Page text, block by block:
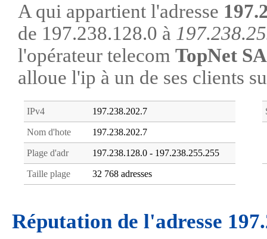
A qui appartient l'adresse
de 197.238.128.0 à
l'opérateur telecom TopNet SA
alloue l'ip à un de ses clients
IPv4 197.238.202.7
Nom d'hote 197.238.202.7
Plage d'adr 197.238.128.0 - 197.238.255.255
Taille plage 32 768 adresses
Réputation de l'adresse